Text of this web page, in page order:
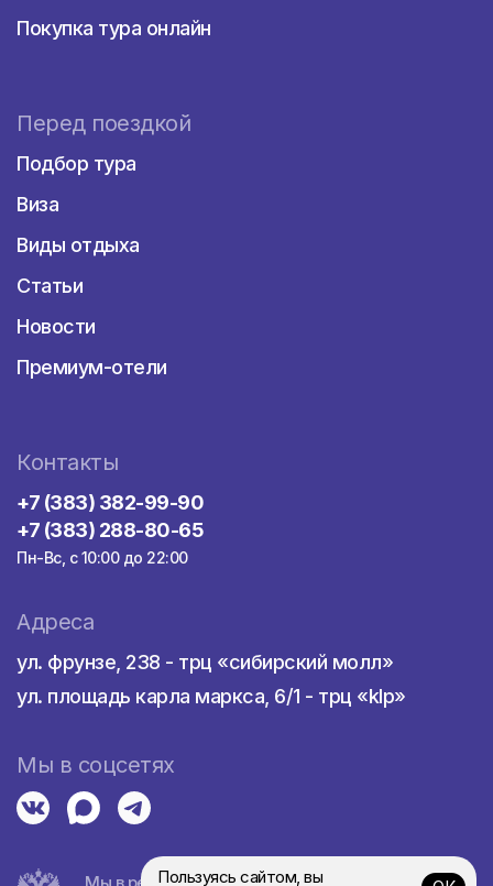
Покупка тура онлайн
Перед поездкой
Подбор тура
Виза
Виды отдыха
Статьи
Новости
Премиум-отели
Контакты
+7 (383) 382-99-90
+7 (383) 288-80-65
Пн-Вс, с 10:00 до 22:00
Адреса
ул. фрунзе, 238 - трц «сибирский молл»
ул. площадь карла маркса, 6/1 - трц «klp»
Мы в соцсетях
Пользуясь сайтом, вы